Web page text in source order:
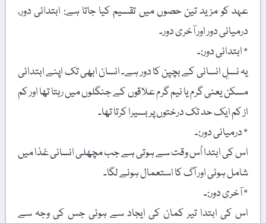
عہد کو مزید تین حصوں میں تقسیم کیا جاتا ہے: ابتدائی دور،
درمیانی دور اور آخری دور۔
٭ ابتدائی دور:۔
یہ نسلِ انسانی کے بچپن کا دور ہے۔ انسان ابھی تک اپنے ابتدائی
مسکن یعنی گرم یا نیم گرم علاقوں کے جنگلوں میں رہتا تھا اور کم
از کم ایک حد تک درختوں پر بسیرا کرتا تھا۔
٭ درمیانی دور:۔
اس کی ابتدا اُس وقت سے ہوتی ہے جب مچھلی انسانی غذا میں
شامل ہوئی اور آگ کا استعمال ہونے لگا۔
٭ آخری دور:۔
اس کی ابتدا تیر کمان کی ایجاد سے ہوئی جس کی وجہ سے